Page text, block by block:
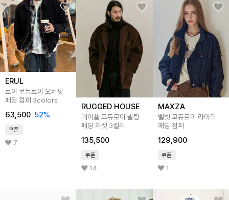
ERUL
로이 코듀로이 오버핏
패딩 점퍼 3colors
63,500 52%
쿠폰
7
RUGGED HOUSE
메이플 코듀로이 퀼팅
패딩 자켓 3컬러
135,500
쿠폰
14
MAXZA
벨벳 코듀로이 라이더
패딩 점퍼
129,900
쿠폰
1